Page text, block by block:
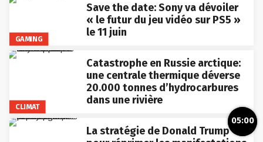
GAMING
Save the date: Sony va dévoiler
« le futur du jeu vidéo sur PS5 »
le 11 juin
CLIMAT
Catastrophe en Russie arctique:
une centrale thermique déverse
20.000 tonnes d’hydrocarbures
dans une rivière
La stratégie de Donald Trump
05:00